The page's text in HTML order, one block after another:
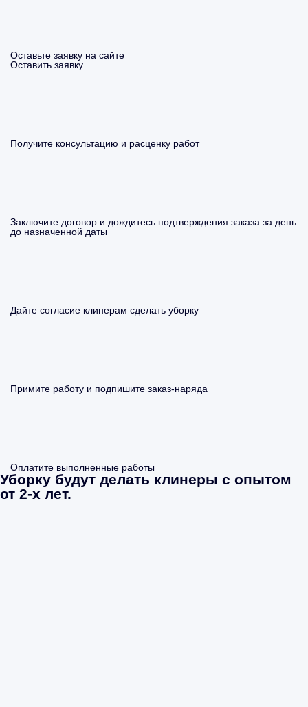
Оставьте заявку на сайте
Оставить заявку
Получите консультацию и расценку работ
Заключите договор и дождитесь подтверждения заказа за день
до назначенной даты
Дайте согласие клинерам сделать уборку
Примите работу и подпишите заказ-наряда
Оплатите выполненные работы
Уборку будут делать клинеры с опытом
от 2-х лет.